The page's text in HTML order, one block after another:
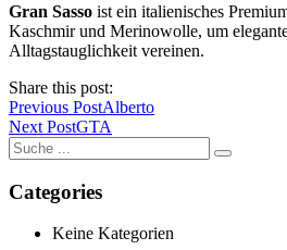
Gran Sasso ist ein italienisches
Kaschmir und Merinowolle, um
Alltagstauglichkeit vereinen.
Share this post:
Previous PostAlberto
Next PostGTA
Categories
Keine Kategorien